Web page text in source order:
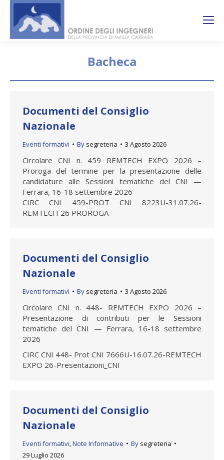
Bacheca
Documenti del Consiglio
Nazionale
Eventi formativi By segreteria 3 Agosto 2026
Circolare CNI n. 459 REMTECH EXPO 2026 –
Proroga del termine per la presentazione delle
candidature alle Sessioni tematiche del CNI —
Ferrara, 16-18 settembre 2026
CIRC CNI 459-PROT CNI 8223U-31.07.26-
REMTECH 26 PROROGA
Documenti del Consiglio
Nazionale
Eventi formativi By segreteria 3 Agosto 2026
Circolare CNI n. 448- REMTECH EXPO 2026 –
Presentazione di contributi per le Sessioni
tematiche del CNI — Ferrara, 16-18 settembre
2026
CIRC CNI 448- Prot CNI 7666U-16.07.26-REMTECH
EXPO 26-Presentazioni_CNI
Documenti del Consiglio
Nazionale
Eventi formativi Note Informative By segreteria
29 Luglio 2026